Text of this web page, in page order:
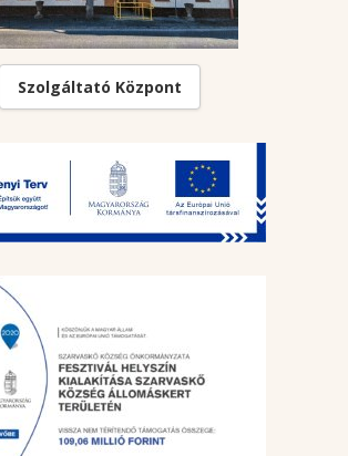
Szolgáltató Központ